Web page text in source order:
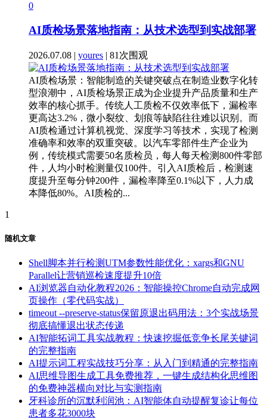
0
AI质检场景落地指南：从技术选型到实战部署
2026.07.08 | youres | 81次围观
AI质检场景：智能制造的关键突破点在制造业数字化转
型浪潮中，AI质检场景正成为企业提升产品质量和生产
效率的核心抓手。传统人工质检不仅效率低下，漏检率
更高达3.2%，微小裂纹、划痕等缺陷往往难以识别。而
AI质检通过计算机视觉、深度学习等技术，实现了检测
准确率和效率的双重突破。以汽车零部件生产企业为
例，传统模式需要50名质检员，每人每天检测800件零部
件，人均小时检测量仅100件。引入AI质检后，检测速
度提升至每分钟200件，漏检率降至0.1%以下，人力成
本降低80%。AI质检的...
1
随机文章
Shell脚本并行检测UTM参数性能优化：xargs和GNU
Parallel让营销巡检速度提升10倍
AI浏览器自动化教程2026：智能操控Chrome自动完成网
页操作（零代码实战）
timeout --preserve-status保留原退出码用法：3个实战场景
彻底搞懂退出状态传递
AI智能拓词工具实战教程：快速挖掘低竞争长尾关键词
的完整指南
AI提示词工程实战技巧分享：从入门到精通的完整指南
AI思维导图生成工具免费推荐，一键生成结构化思维图
的免费神器横向对比与实测指南
牙科诊所的沉默利润池：AI智能体自动提醒复诊让每位
患者多花3000块